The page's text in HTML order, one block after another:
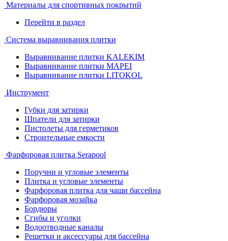
Материалы для спортивных покрытий
Перейти в раздел
Система выравнивания плитки
Выравнивание плитки KALEKIM
Выравнивание плитки MAPEI
Выравнивание плитки LITOKOL
Инструмент
Губки для затирки
Шпатели для затирки
Пистолеты для герметиков
Строительные емкости
Фарфоровая плитка Serapool
Поручни и угловые элементы
Плитка и угловые элементы
Фарфоровая плитка для чаши бассейна
Фарфоровая мозайка
Бордюры
Сгибы и уголки
Водоотводные каналы
Решетки и аксессуары для бассейна